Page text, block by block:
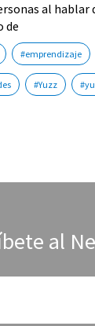
al hablar
de
#emprendizaje
#Yuzz
al